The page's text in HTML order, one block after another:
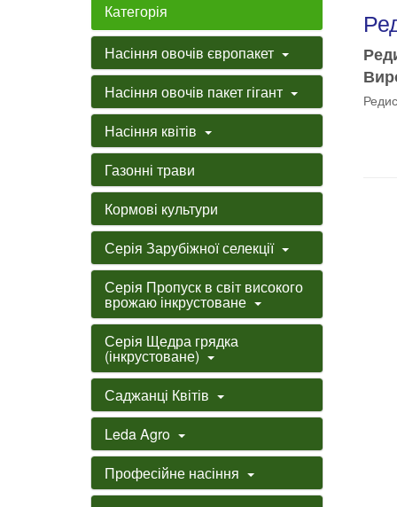
Категорія
Насіння овочів європакет
Насіння овочів пакет гігант
Насіння квітів
Газонні трави
Кормові культури
Серія Зарубіжної селекції
Серія Пропуск в світ високого
врожаю інкрустоване
Серія Щедра грядка
(інкрустоване)
Саджанці Квітів
Leda Agro
Професійне насіння